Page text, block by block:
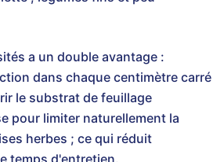
a un double avantage :
dans chaque centimètre carré
le substrat de feuillage
pour limiter naturellement la
herbes ; ce qui réduit
temps d'entretien.